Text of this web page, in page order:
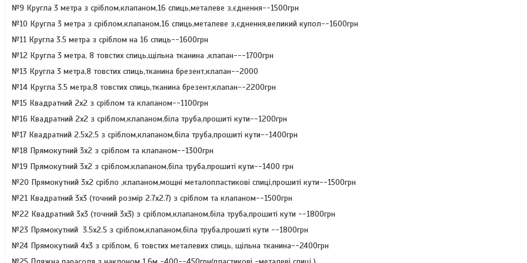
№9 Кругла 3 метра з сріблом,клапаном,16 спиць,металеве з,єднення--1500грн
№10 Кругла 3 метра з сріблом,клапаном,16 спиць,металеве з,єднення,великий купол--1600грн
№11 Кругла 3.5 метра з сріблом на 16 спиць--1600грн
№12 Кругла 3 метра, 8 товстих спиць,щільна тканина ,клапан---1700грн
№13 Кругла 3 метра,8 товстих спиць,тканина брезент,клапан--2000
№14 Кругла 3.5 метра,8 товстих спиць,тканина брезент,клапан--2200грн
№15 Квадратний 2х2 з сріблом та клапаном--1100грн
№16 Квадратний 2х2 з сріблом,клапаном,біла труба,прошиті кути--1200грн
№17 Квадратний 2.5х2.5 з сріблом,клапаном,біла труба,прошиті кути--1400грн
№18 Прямокутний 3х2 з сріблом та клапаном--1300грн
№19 Прямокутний 3х2 з сріблом,клапаном,біла труба,прошиті кути--1400 грн
№20 Прямокутний 3х2 срібло ,клапаном,мощні металопластикові спиці,прошиті кути--1500грн
№21 Квадратний 3х3 (точний розмір 2.7х2.7) з сріблом та клапаном--1500грн
№22 Квадратний 3х3 (точний 3х3) з сріблом,клапаном,біла труба,прошиті кути --1800грн
№23 Прямокутний 3.5х2.5 з сріблом,клапаном,біла труба,прошиті кути --1800грн
№24 Прямокутний 4х3 з сріблом, 6 товстих металевих спиць, щільна тканина--2400грн